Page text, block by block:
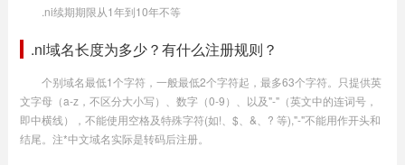
.ni续期期限从1年到10年不等
.ni域名长度为多少？有什么注册规则？
个别域名最低1个字符，一般最低2个字符起，最多63个字符。只提供英
文字母（a-z，不区分大小写）、数字（0-9）、以及"-"（英文中的连词号，
即中横线），不能使用空格及特殊字符(如!、$、&、? 等),"-"不能用作开头和
结尾。注*中文域名实际是转码后注册。